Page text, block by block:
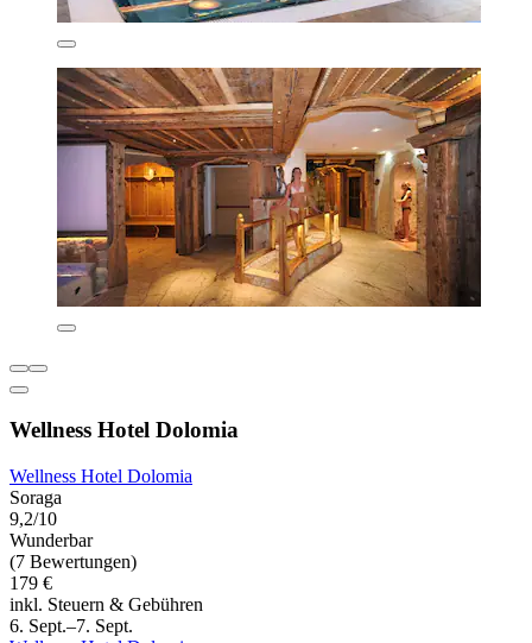
Wellness Hotel Dolomia
Wellness Hotel Dolomia
Soraga
9,2/10
Wunderbar
(7 Bewertungen)
179 €
inkl. Steuern & Gebühren
6. Sept.–7. Sept.